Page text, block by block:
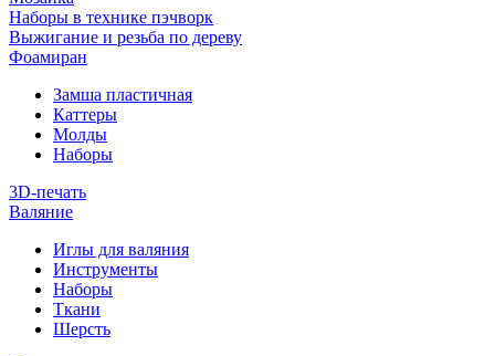
Наборы в технике пэчворк
Выжигание и резьба по дереву
Фоамиран
Замша пластичная
Каттеры
Молды
Наборы
3D-печать
Валяние
Иглы для валяния
Инструменты
Наборы
Ткани
Шерсть